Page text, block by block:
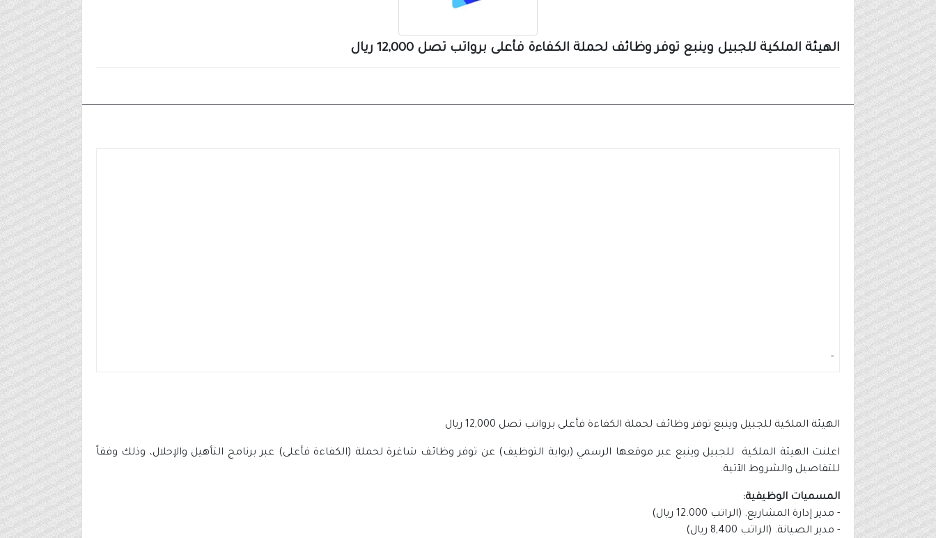
الهيئة الملكية للجبيل وينبع توفر وظائف لحملة الكفاءة فأعلى برواتب تصل 12,000 ريال
-
الهيئة الملكية للجبيل وينبع توفر وظائف لحملة الكفاءة فأعلى برواتب تصل 12,000 ريال
اعلنت الهيئة الملكية للجبيل وينبع عبر موقعها الرسمي (بوابة التوظيف) عن توفر وظائف شاغرة لحملة (الكفاءة فأعلى) عبر برنامج التأهيل والإحلال، وذلك وفقاً
للتفاصيل والشروط الآتية.
المسميات الوظيفية:
- مدير إدارة المشاريع. (الراتب 12.000 ريال)
- مدير الصيانة. (الراتب 8,400 ريال)